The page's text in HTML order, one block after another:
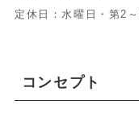
定休日：水曜日・第2
コンセプト